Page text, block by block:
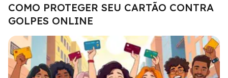
COMO PROTEGER SEU CARTÃO CONTRA
GOLPES ONLINE